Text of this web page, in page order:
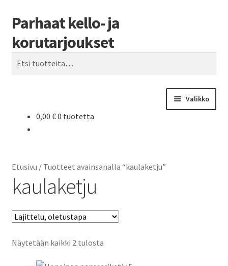
Siirry
navigointiin
Siirry
sisältöön
Parhaat kello- ja
korutarjoukset
Haku
Valikko
0,00 €0 tuotetta
Etusivu / Tuotteet avainsanalla “kaulaketju”
kaulaketju
Näytetään kaikki 2 tulosta